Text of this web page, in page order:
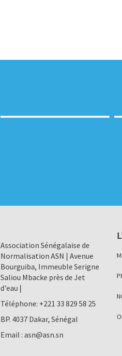
Association Sénégalaise de
Normalisation ASN | Avenue
Bourguiba, Immeuble Serigne
Saliou Mbacke près de Jet
d'eau |
Téléphone: +221 33 829 58 25
BP. 4037 Dakar, Sénégal
Email : asn@asn.sn